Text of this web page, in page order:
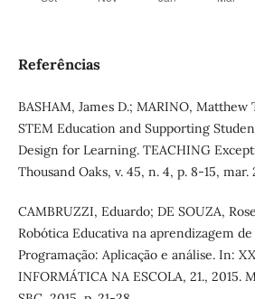
Referências
BASHAM, James D.; MARINO,
STEM Education and Supporting
Design for Learning. TEACHING
Thousand Oaks, v. 45, n. 4, p. 8-15, mar.
CAMBRUZZI, Eduardo; DE SOUZA,
Robótica Educativa na aprendizagem
Programação: Aplicação e análise. In:
INFORMÁTICA NA ESCOLA, 21., 2015.